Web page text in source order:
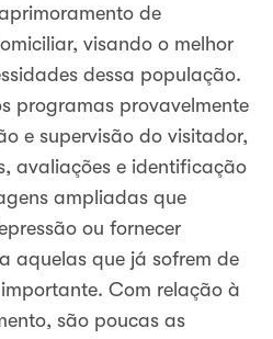
de
visando o melhor
dessa população.
programas provavelmente
e supervisão do visitador,
avaliações e identificação
ampliadas que
ou fornecer
aquelas que já sofrem de
Com relação à
são poucas as